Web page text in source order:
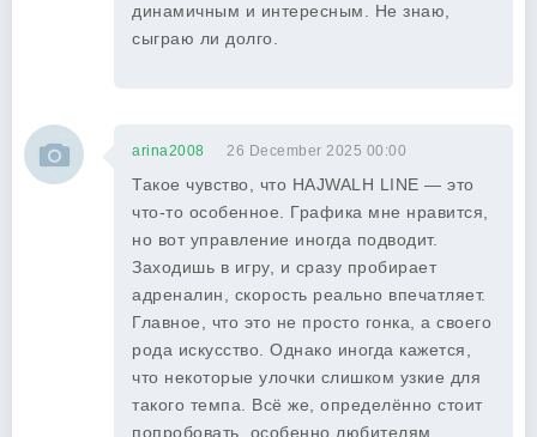
динамичным и интересным. Не знаю,
сыграю ли долго.
arina2008 26 December 2025 00:00
Такое чувство, что HAJWALH LINE — это
что-то особенное. Графика мне нравится,
но вот управление иногда подводит.
Заходишь в игру, и сразу пробирает
адреналин, скорость реально впечатляет.
Главное, что это не просто гонка, а своего
рода искусство. Однако иногда кажется,
что некоторые улочки слишком узкие для
такого темпа. Всё же, определённо стоит
попробовать, особенно любителям